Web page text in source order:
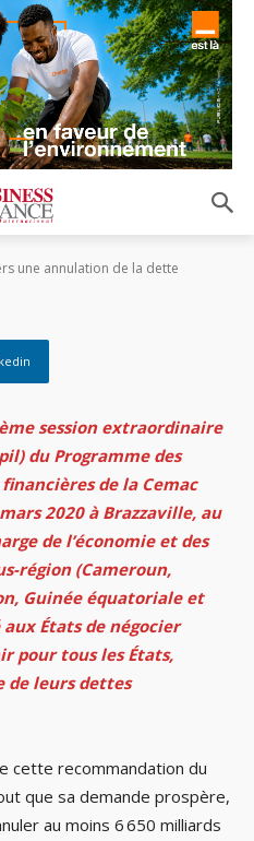
une annulation de la dette
dette extérieure du
session extraordinaire
du Programme des
de la Cemac
2020 à Brazzaville, au
de l’économie et des
région (Cameroun,
Guinée équatoriale et
États de négocier
pour tous les États,
de leurs dettes
cette recommandation du
que sa demande prospère,
au moins 6 650 milliards